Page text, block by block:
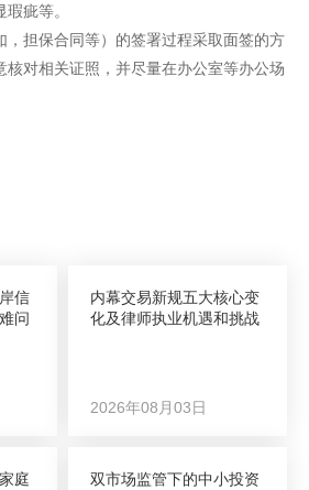
疵等。
，担保合同等）的签署过程采取面签的方
核对相关证照，并尽量在办公室等办公场
信
问
内幕交易新规五大核心变
化及律师执业机遇和挑战
2026年08月03日
庭
双市场监管下的中小投资